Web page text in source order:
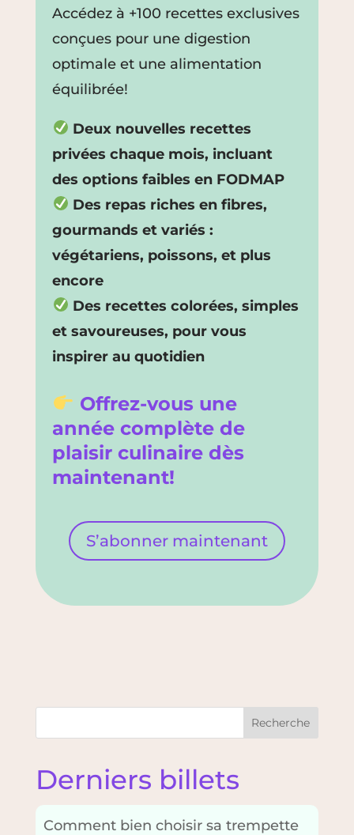
Accédez à +100 recettes exclusives
conçues pour une digestion
optimale et une alimentation
équilibrée!
Deux nouvelles recettes
privées chaque mois, incluant
des options faibles en FODMAP
Des repas riches en fibres,
gourmands et variés :
végétariens, poissons, et plus
encore
Des recettes colorées, simples
et savoureuses, pour vous
inspirer au quotidien
Offrez-vous une
année complète de
plaisir culinaire dès
maintenant!
S’abonner maintenant
Recherche
Derniers billets
Comment bien choisir sa trempette